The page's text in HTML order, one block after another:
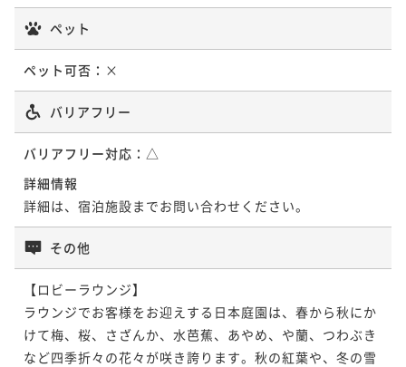
二食付き
ペット
ペット可否： ×
バリアフリー
バリアフリー対応： △
詳細情報
詳細は、宿泊施設までお問い合わせください。
その他
【ロビーラウンジ】
ラウンジでお客様をお迎えする日本庭園は、春から秋にか
けて梅、桜、さざんか、水芭蕉、あやめ、や蘭、つわぶき
など四季折々の花々が咲き誇ります。秋の紅葉や、冬の雪